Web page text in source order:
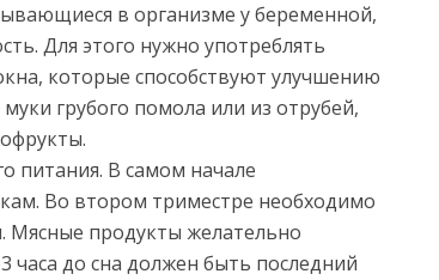
в организме у беременной,
Для этого нужно употреблять
которые способствуют улучшению
грубого помола или из отрубей,
питания. В самом начале
Во втором триместре необходимо
Мясные продукты желательно
часа до сна должен быть последний